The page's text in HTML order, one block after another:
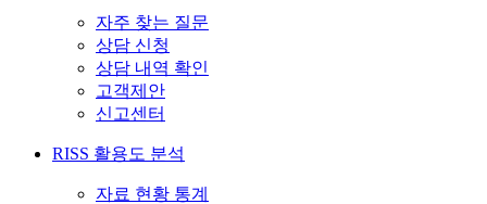
자주 찾는 질문
상담 신청
상담 내역 확인
고객제안
신고센터
RISS 활용도 분석
자료 현황 통계